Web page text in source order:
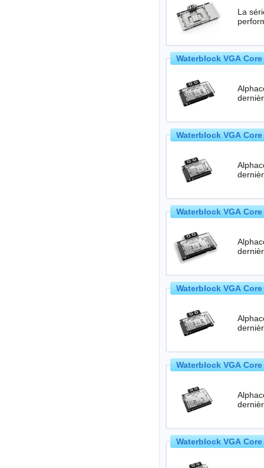
La
Waterblock VGA
Waterblock VGA
Waterblock VGA
Waterblock VGA
Waterblock VGA
Waterblock VGA